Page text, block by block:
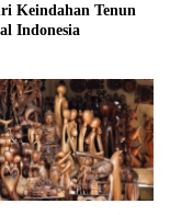
Keindahan Tenun
Indonesia